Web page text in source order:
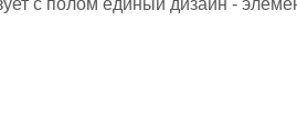
с полом единый дизайн -